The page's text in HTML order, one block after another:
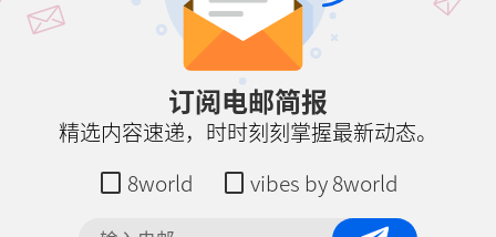
订阅电邮简报
精选内容速递，时时刻刻掌握最新动态。
8world
vibes by 8world